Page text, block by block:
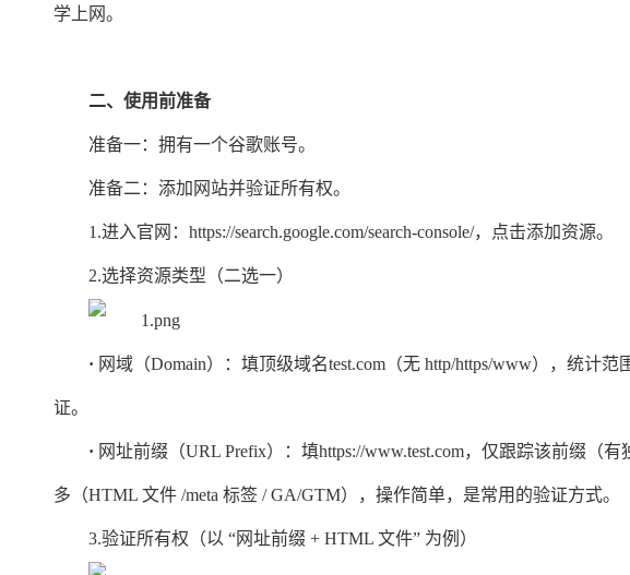
学上网。
二、使用前准备
准备一：拥有一个谷歌账号。
准备二：添加网站并验证所有权。
1.进入官网：https://search.google.com/search-console/，点击添加资源。
2.选择资源类型（二选一）
· 网域（Domain）：填顶级域名test.com（无 http/https/www），统计
证。
· 网址前缀（URL Prefix）：填https://www.test.com，仅跟踪该前缀（
多（HTML 文件 /meta 标签 / GA/GTM），操作简单，是常用的验证方式。
3.验证所有权（以 “网址前缀 + HTML 文件” 为例）